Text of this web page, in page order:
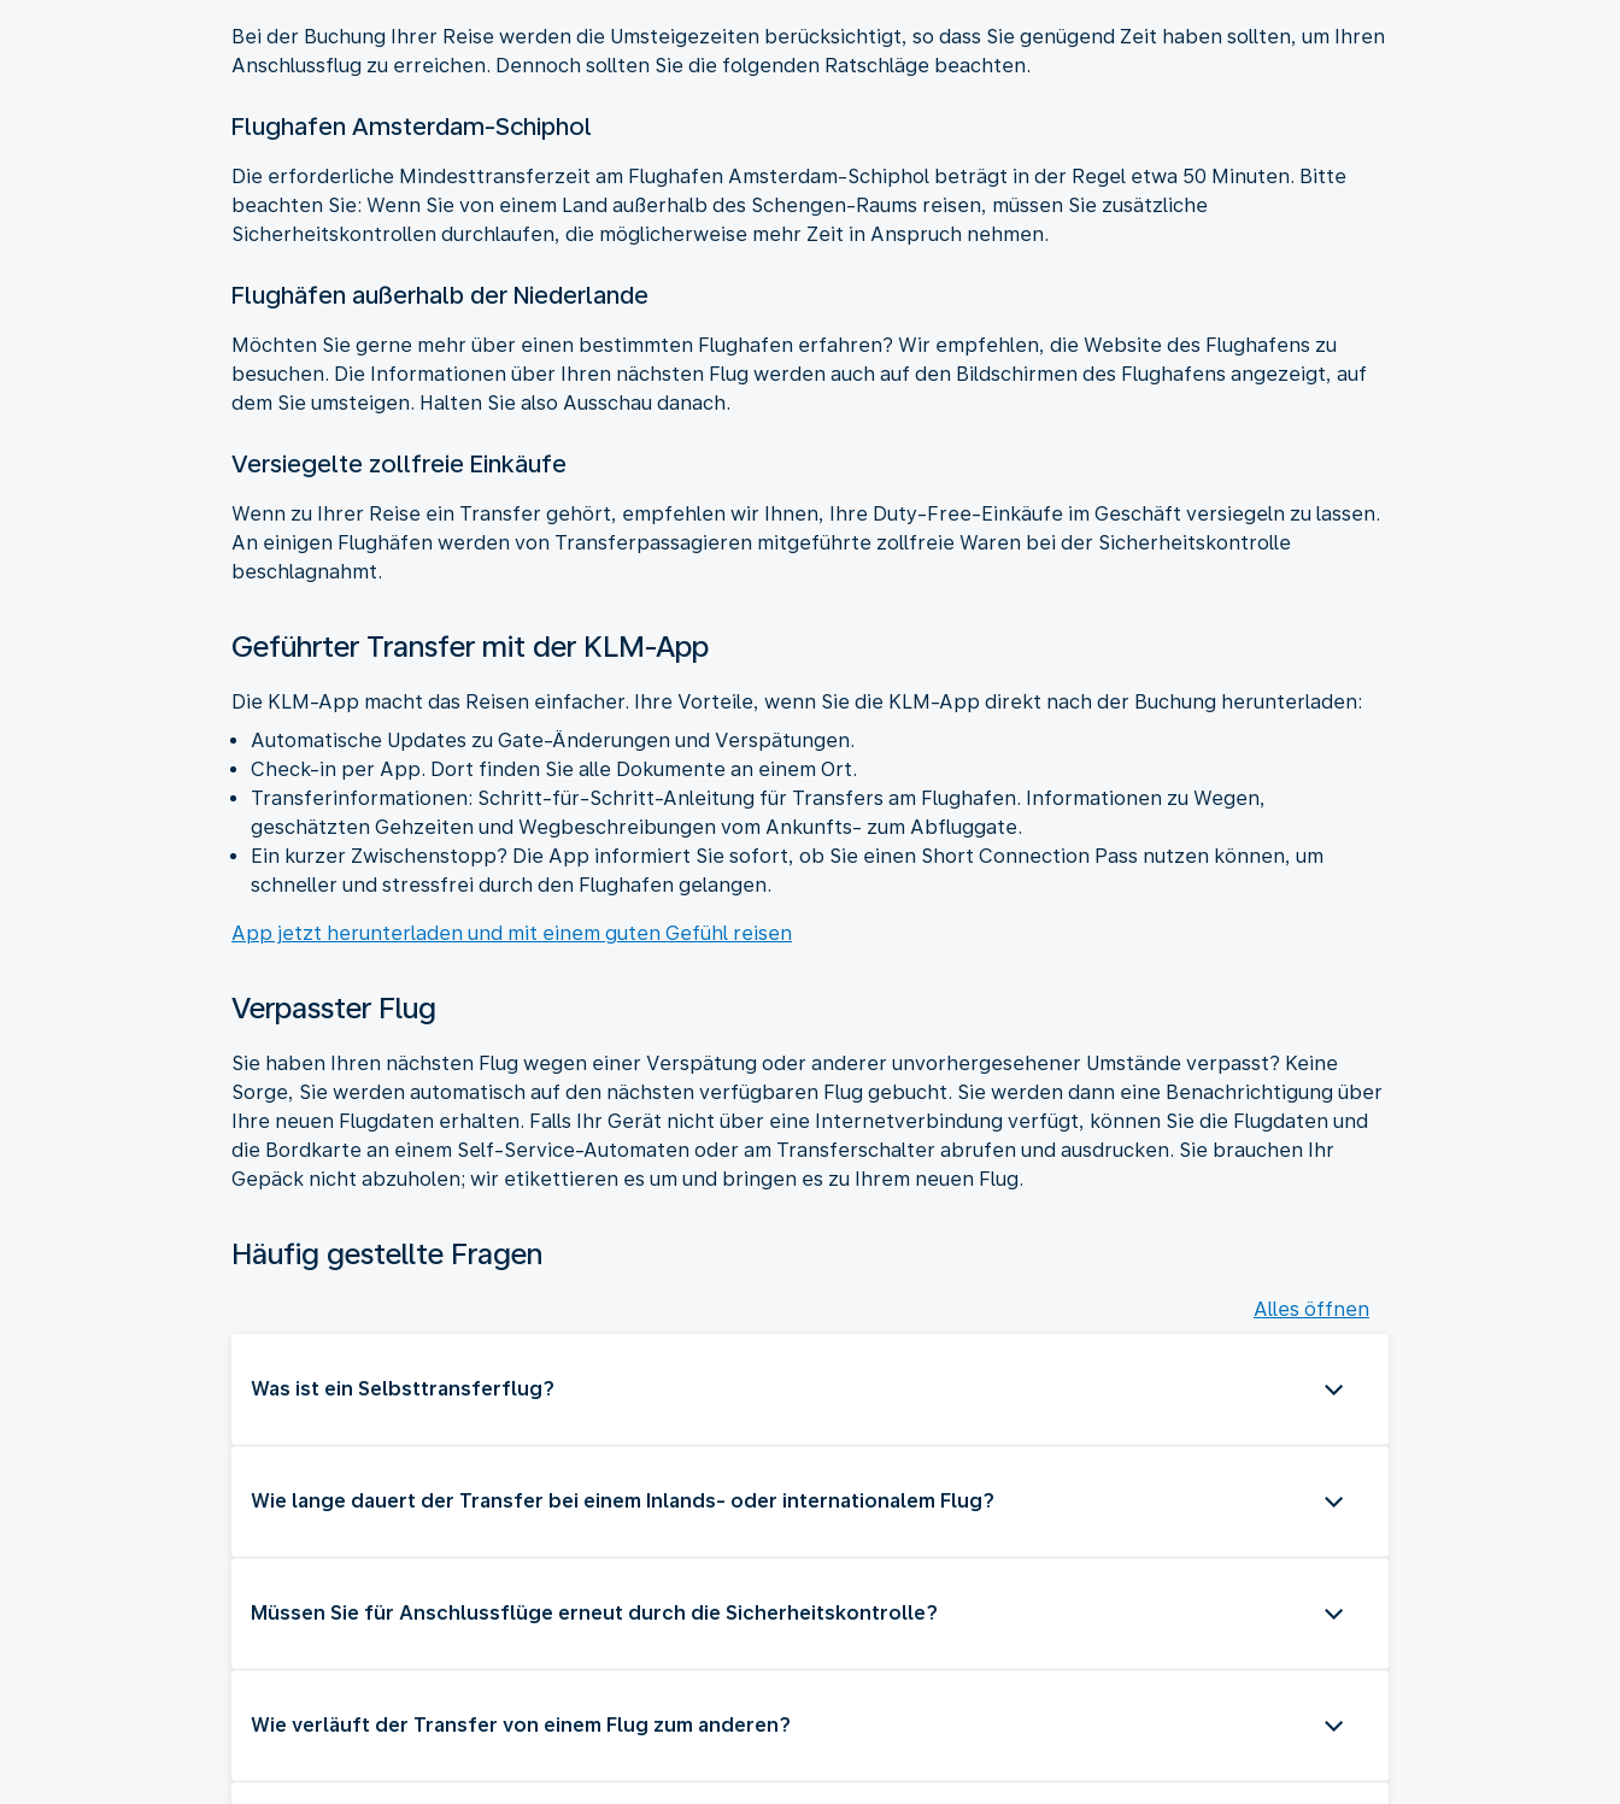
Bei der Buchung Ihrer Reise werden die Umsteigezeiten berücksichtigt, so dass Sie genügend Zeit haben sollten, um Ihren
Anschlussflug zu erreichen. Dennoch sollten Sie die folgenden Ratschläge beachten.
Flughafen Amsterdam-Schiphol
Die erforderliche Mindesttransferzeit am Flughafen Amsterdam-Schiphol beträgt in der Regel etwa 50 Minuten. Bitte
beachten Sie: Wenn Sie von einem Land außerhalb des Schengen-Raums reisen, müssen Sie zusätzliche
Sicherheitskontrollen durchlaufen, die möglicherweise mehr Zeit in Anspruch nehmen.
Flughäfen außerhalb der Niederlande
Möchten Sie gerne mehr über einen bestimmten Flughafen erfahren? Wir empfehlen, die Website des Flughafens zu
besuchen. Die Informationen über Ihren nächsten Flug werden auch auf den Bildschirmen des Flughafens angezeigt, auf
dem Sie umsteigen. Halten Sie also Ausschau danach.
Versiegelte zollfreie Einkäufe
Wenn zu Ihrer Reise ein Transfer gehört, empfehlen wir Ihnen, Ihre Duty-Free-Einkäufe im Geschäft versiegeln zu lassen.
An einigen Flughäfen werden von Transferpassagieren mitgeführte zollfreie Waren bei der Sicherheitskontrolle
beschlagnahmt.
Geführter Transfer mit der KLM-App
Die KLM-App macht das Reisen einfacher. Ihre Vorteile, wenn Sie die KLM-App direkt nach der Buchung herunterladen:
Automatische Updates zu Gate-Änderungen und Verspätungen.
Check-in per App. Dort finden Sie alle Dokumente an einem Ort.
Transferinformationen: Schritt-für-Schritt-Anleitung für Transfers am Flughafen. Informationen zu Wegen,
geschätzten Gehzeiten und Wegbeschreibungen vom Ankunfts- zum Abfluggate.
Ein kurzer Zwischenstopp? Die App informiert Sie sofort, ob Sie einen Short Connection Pass nutzen können, um
schneller und stressfrei durch den Flughafen gelangen.
App jetzt herunterladen und mit einem guten Gefühl reisen
Verpasster Flug
Sie haben Ihren nächsten Flug wegen einer Verspätung oder anderer unvorhergesehener Umstände verpasst? Keine
Sorge, Sie werden automatisch auf den nächsten verfügbaren Flug gebucht. Sie werden dann eine Benachrichtigung über
Ihre neuen Flugdaten erhalten. Falls Ihr Gerät nicht über eine Internetverbindung verfügt, können Sie die Flugdaten und
die Bordkarte an einem Self-Service-Automaten oder am Transferschalter abrufen und ausdrucken. Sie brauchen Ihr
Gepäck nicht abzuholen; wir etikettieren es um und bringen es zu Ihrem neuen Flug.
Häufig gestellte Fragen
Alles öffnen
Was ist ein Selbsttransferflug?
Wie lange dauert der Transfer bei einem Inlands- oder internationalem Flug?
Müssen Sie für Anschlussflüge erneut durch die Sicherheitskontrolle?
Wie verläuft der Transfer von einem Flug zum anderen?